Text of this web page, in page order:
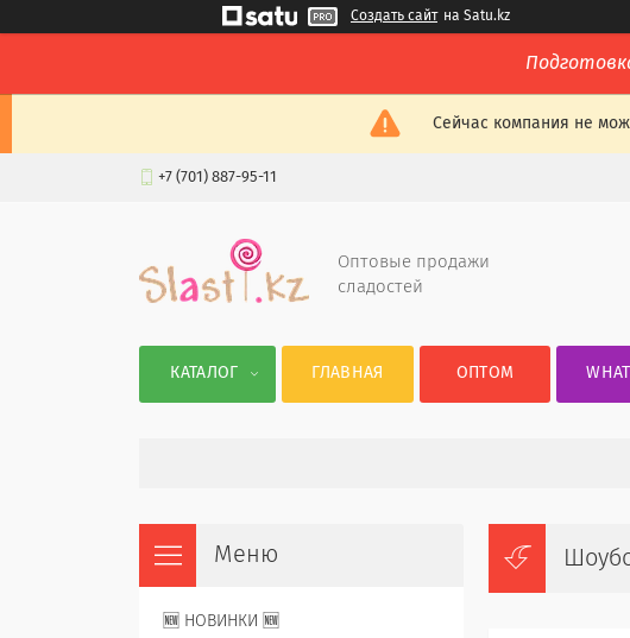
Создать сайт на Satu.kz
Сейчас компания не
+7 (701) 887-95-11
Оптовые продажи
сладостей
КАТАЛОГ ГЛАВНАЯ ОПТОМ
🆕 НОВИНКИ 🆕